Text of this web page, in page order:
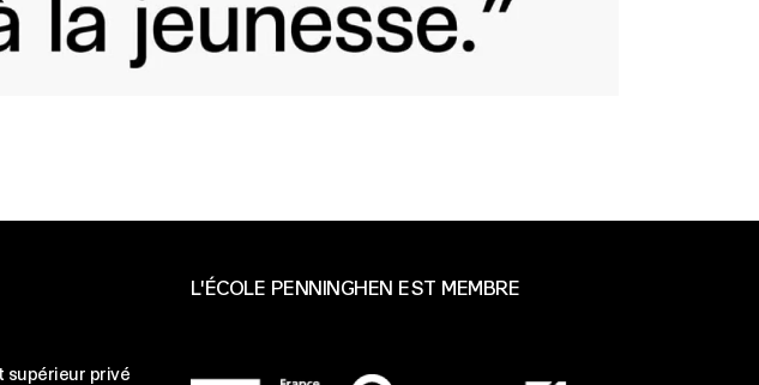
L'ÉCOLE PENNINGHEN EST MEMBRE
supérieur privé